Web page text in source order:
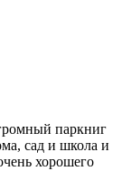
паркниг
сад и школа и
хорошего